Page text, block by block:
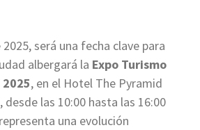
será una fecha clave para
albergará la Expo Turismo
, en el Hotel The Pyramid
desde las 10:00 hasta las 16:00
una evolución